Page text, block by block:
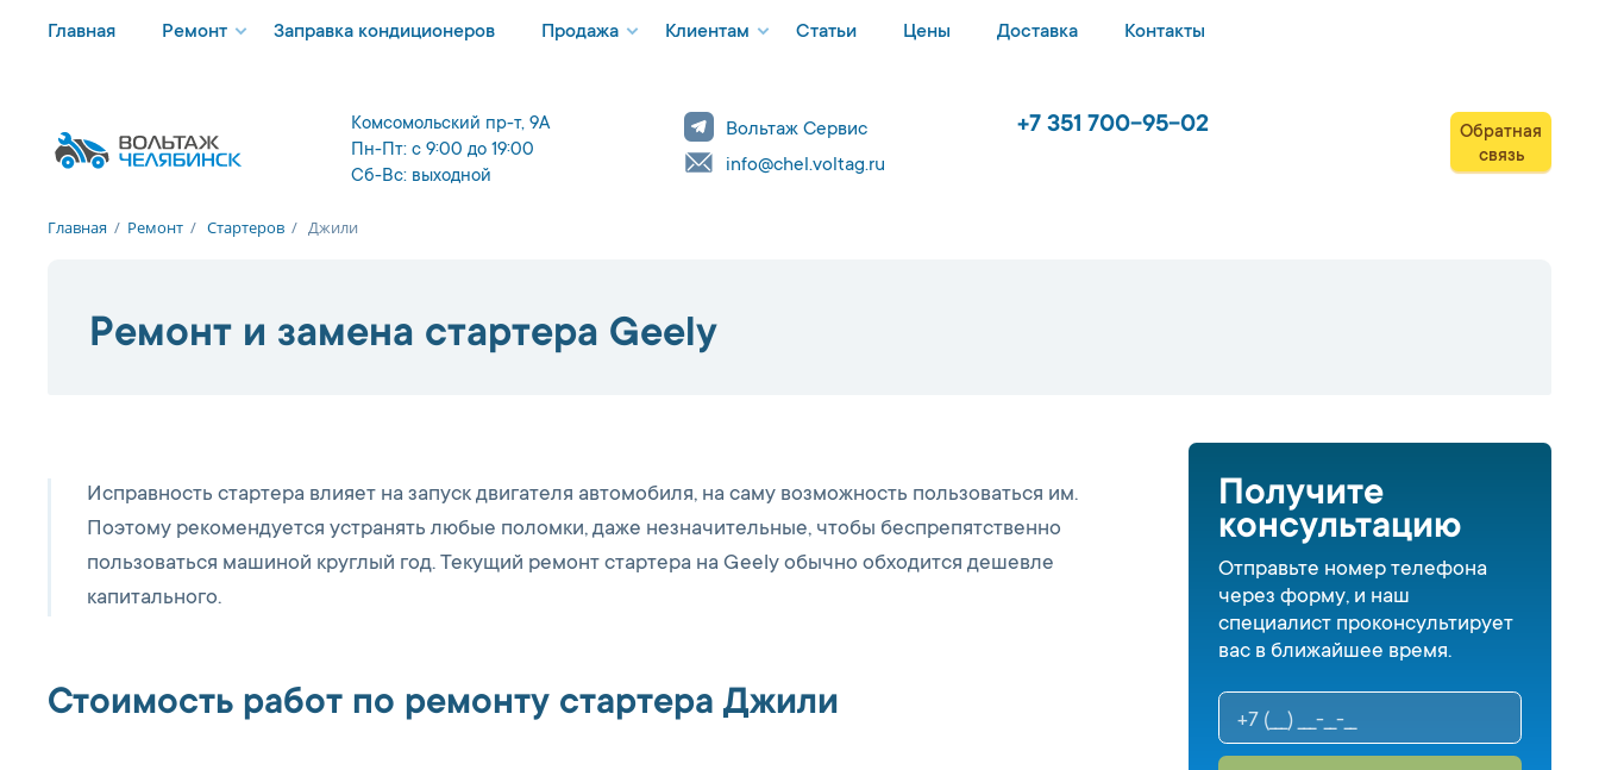
Главная Ремонт Заправка кондиционеров Продажа Клиентам Статьи Цены Доставка Контакты
Комсомольский пр-т, 9А
Пн-Пт: с 9:00 до 19:00
Сб-Вс: выходной
Вольтаж Сервис
info@chel.voltag.ru
+7 351 700-95-02
Обратная
связь
Главная / Ремонт / Стартеров / Джили
Ремонт и замена стартера Geely
Исправность стартера влияет на запуск двигателя автомобиля, на саму возможность пользоваться им.
Поэтому рекомендуется устранять любые поломки, даже незначительные, чтобы беспрепятственно
пользоваться машиной круглый год. Текущий ремонт стартера на Geely обычно обходится дешевле
капитального.
Стоимость работ по ремонту стартера Джили
Получите
консультацию
Отправьте номер телефона
через форму, и наш
специалист проконсультирует
вас в ближайшее время.